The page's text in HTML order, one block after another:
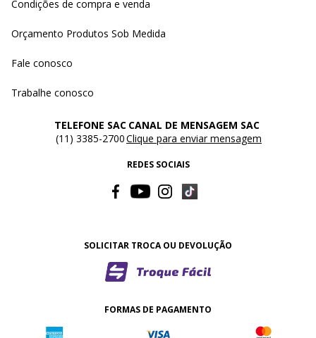
Condições de compra e venda
Orçamento Produtos Sob Medida
Fale conosco
Trabalhe conosco
TELEFONE SAC
(11) 3385-2700
CANAL DE MENSAGEM SAC
Clique para enviar mensagem
REDES SOCIAIS
SOLICITAR TROCA OU DEVOLUÇÃO
FORMAS DE PAGAMENTO